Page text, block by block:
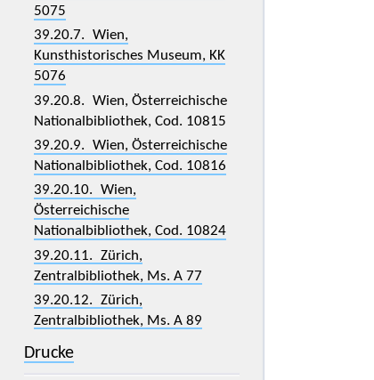
5075
39.20.7. Wien,
Kunsthistorisches Museum, KK
5076
39.20.8. Wien, Österreichische
Nationalbibliothek, Cod. 10815
39.20.9. Wien, Österreichische
Nationalbibliothek, Cod. 10816
39.20.10. Wien,
Österreichische
Nationalbibliothek, Cod. 10824
39.20.11. Zürich,
Zentralbibliothek, Ms. A 77
39.20.12. Zürich,
Zentralbibliothek, Ms. A 89
Drucke